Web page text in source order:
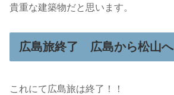
貴重な建築物だと思います。
広島旅終了 広島から松山へ
これにて広島旅は終了！！